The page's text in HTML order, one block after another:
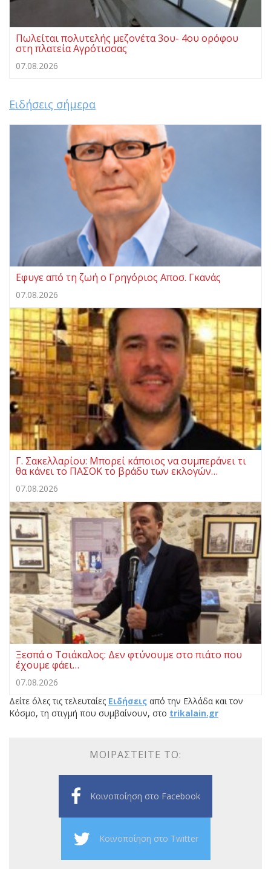
Πωλείται πολυτελής μεζονέτα 3ου- 4ου ορόφου
στη πλατεία Αγρότισσας
07.08.2026
Ειδήσεις σήμερα
Eφυγε από τη ζωή ο Γρηγόριος Αποσ. Γκανάς
07.08.2026
Γ. Σακελλαρίου: Μπορεί κάποιος να συμπεράνει τι
θα κάνει το ΠΑΣΟΚ το βράδυ των εκλογών…
07.08.2026
Ξεσπά ο Τσιάκαλος: Δεν φτύνουμε στο πιάτο που
έχουμε φάει…
07.08.2026
Δείτε όλες τις τελευταίες Ειδήσεις από την Ελλάδα και τον
Κόσμο, τη στιγμή που συμβαίνουν, στο trikalain.gr
ΜΟΙΡΑΣΤΕΊΤΕ ΤΟ:
Κοινοποίηση στο Facebook
Κοινοποίηση στο Twitter